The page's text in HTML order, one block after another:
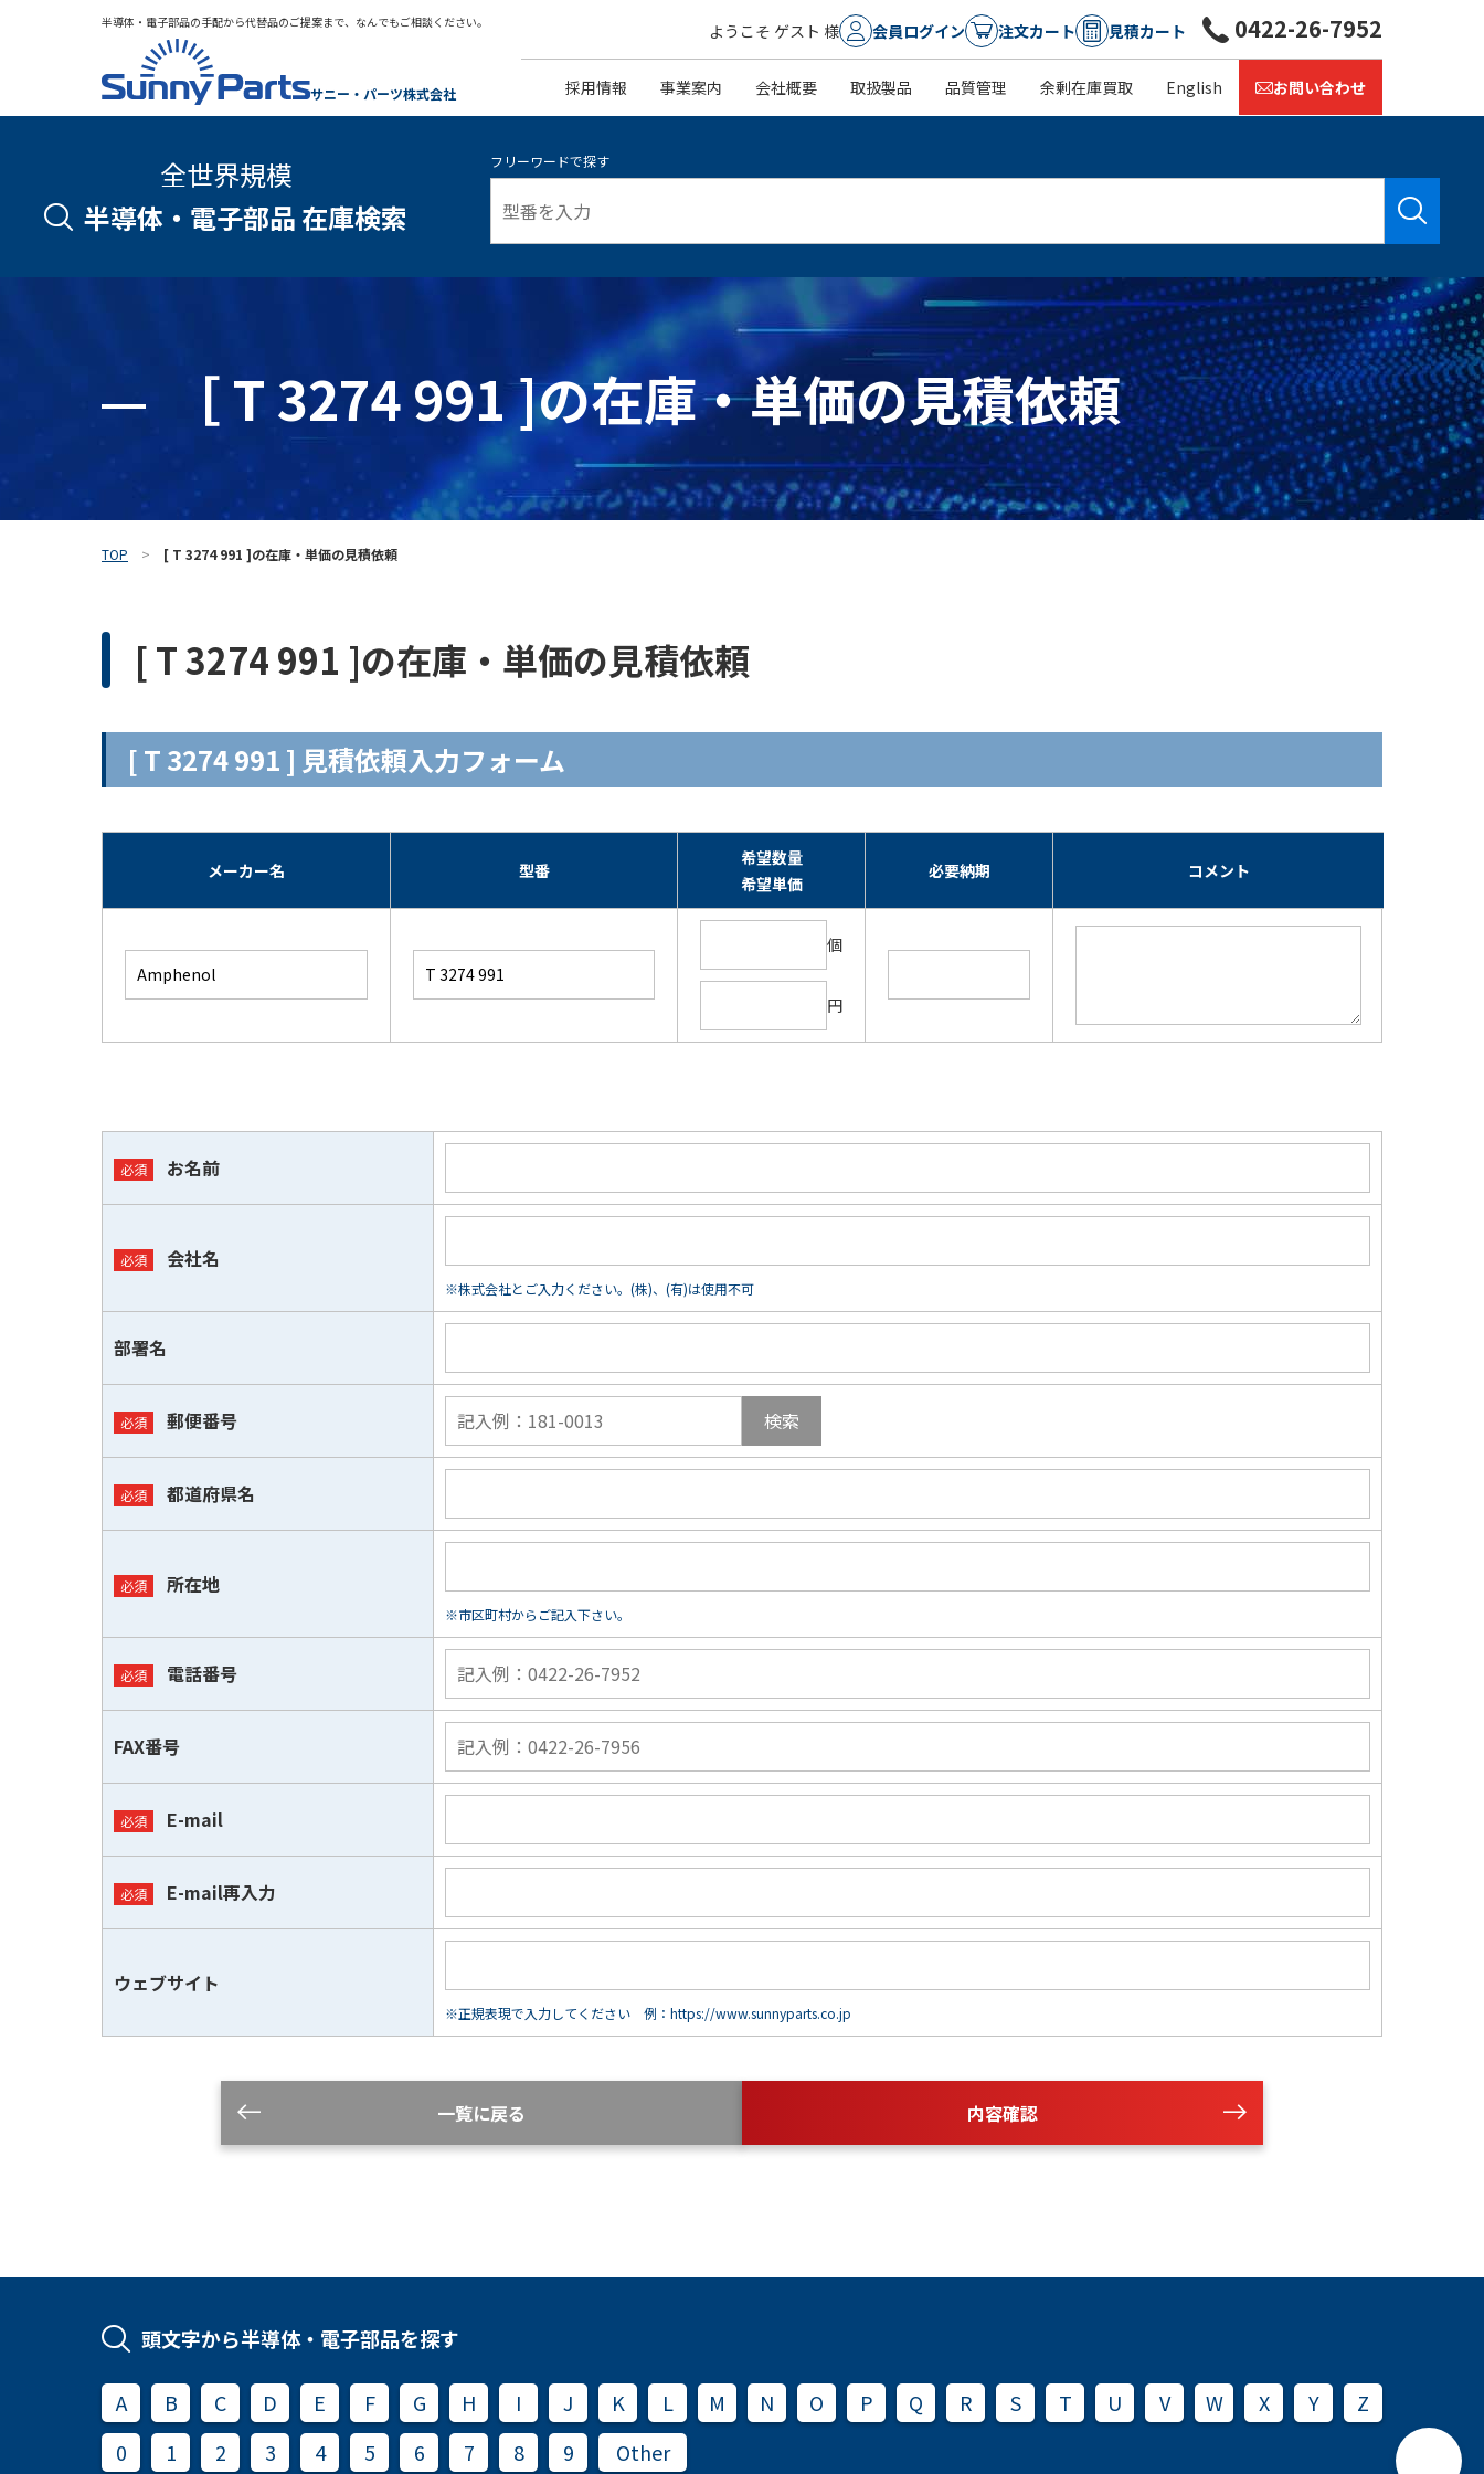
半導体・電子部品の手配から代替品のご提案まで、なんでもご相談ください。
サニー・パーツ株式会社
ようこそ ゲスト 様 会員ログイン 注文カート 見積カート
採用情報 事業案内 会社概要 取扱製品 品質管理 余剰在庫買取 English お問い合わせ
0422-26-7952
全世界規模
半導体・電子部品 在庫検索
フリーワードで探す
［ T 3274 991 ]の在庫・単価の見積依頼
TOP [ T 3274 991 ]の在庫・単価の見積依頼
[ T 3274 991 ]の在庫・単価の見積依頼
[ T 3274 991 ] 見積依頼入力フォーム
メーカー名 型番
希望数量
希望単価
必要納期 コメント
個
円
お名前
会社名
※株式会社とご入力ください。(株)、(有)は使用不可
部署名
郵便番号 検索
都道府県名
所在地
※市区町村からご記入下さい。
電話番号
FAX番号
E-mail
E-mail再入力
ウェブサイト
※正規表現で入力してください 例：https://www.sunnyparts.co.jp
一覧に戻る 内容確認
頭文字から半導体・電子部品を探す
A B C D E F G H I J K L M N O P Q R S T U V W X Y
Z
0
1 2 3 4 5 6 7 8 9 Other